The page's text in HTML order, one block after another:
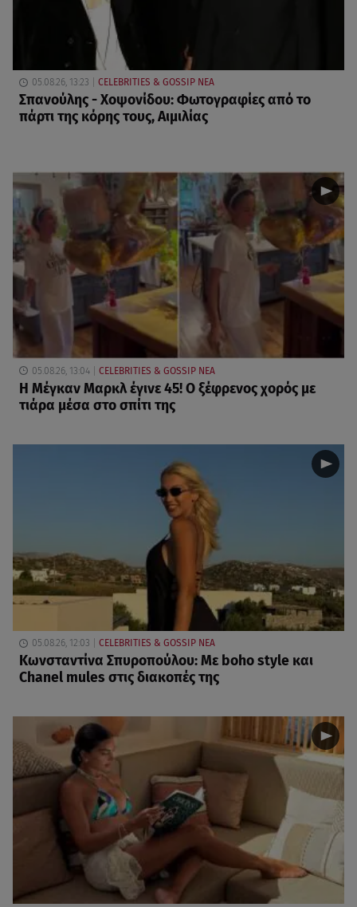
05.08.26, 13:23 CELEBRITIES & GOSSIP ΝΕΑ
Σπανούλης - Χοψονίδου: Φωτογραφίες από το
πάρτι της κόρης τους, Αιμιλίας
05.08.26, 13:04 CELEBRITIES & GOSSIP ΝΕΑ
Η Μέγκαν Μαρκλ έγινε 45! Ο ξέφρενος χορός με
τιάρα μέσα στο σπίτι της
05.08.26, 12:03 CELEBRITIES & GOSSIP ΝΕΑ
Κωνσταντίνα Σπυροπούλου: Με boho style και
Chanel mules στις διακοπές της